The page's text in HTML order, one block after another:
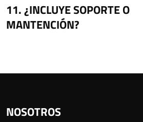
¿INCLUYE SOPORTE O
MANTENCIÓN?
NOSOTROS